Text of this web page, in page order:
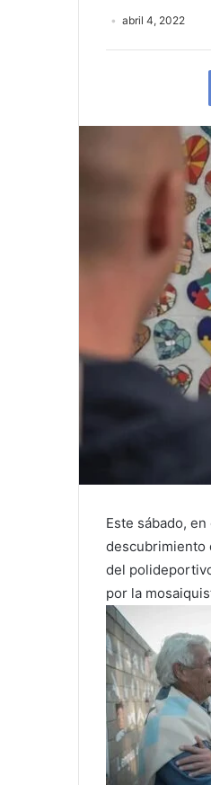
abril 4, 2022
Este sábado,
descubrimiento
del
por la